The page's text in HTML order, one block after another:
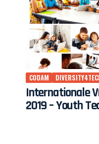
CODAM
Internationale
2019 – Youth